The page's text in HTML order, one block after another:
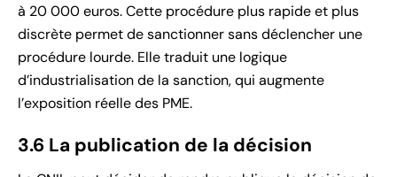
à 20 000 euros. Cette procédure plus rapide et plus
discrète permet de sanctionner sans déclencher une
procédure lourde. Elle traduit une logique
d’industrialisation de la sanction, qui augmente
l’exposition réelle des PME.
3.6 La publication de la décision